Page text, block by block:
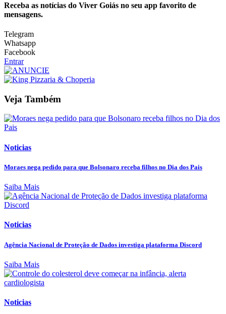
Receba as notícias do Viver Goiás no seu app favorito de
mensagens.
Telegram
Whatsapp
Facebook
Entrar
Veja Também
Noticias
Moraes nega pedido para que Bolsonaro receba filhos no Dia dos Pais
Saiba Mais
Noticias
Agência Nacional de Proteção de Dados investiga plataforma Discord
Saiba Mais
Noticias